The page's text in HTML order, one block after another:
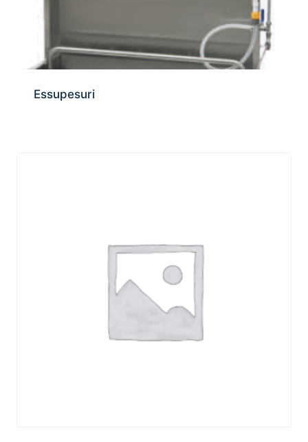
Essupesuri